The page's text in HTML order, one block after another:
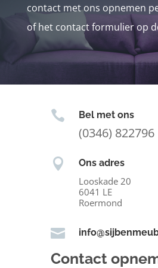
contact met ons opnemen
of het contact formulier op
 Bel met ons
(0346) 822796
 Ons adres
Looskade 20
6041 LE
Roermond

Contact